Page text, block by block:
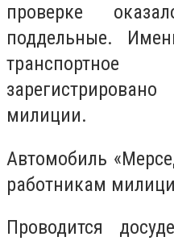
проверке
поддельные.
милиции.
Автомобиль
работникам
Проводится